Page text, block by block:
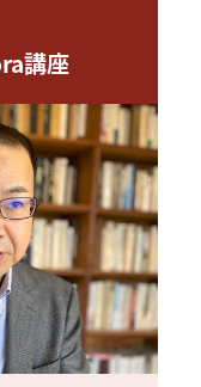
講座